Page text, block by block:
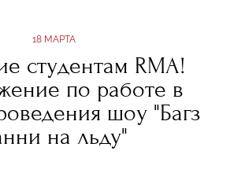
18 МАРТА
студентам RMA!
по работе в
шоу "Багз
на льду"